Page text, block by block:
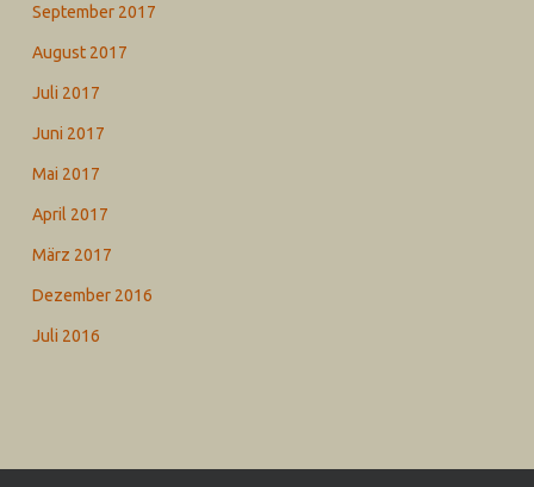
September 2017
August 2017
Juli 2017
Juni 2017
Mai 2017
April 2017
März 2017
Dezember 2016
Juli 2016